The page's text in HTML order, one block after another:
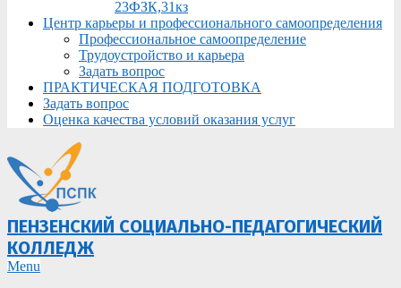
23ФЗК,31кз
Центр карьеры и профессионального самоопределения
Профессиональное самоопределение
Трудоустройство и карьера
Задать вопрос
ПРАКТИЧЕСКАЯ ПОДГОТОВКА
Задать вопрос
Оценка качества условий оказания услуг
ПЕНЗЕНСКИЙ СОЦИАЛЬНО-ПЕДАГОГИЧЕСКИЙ
КОЛЛЕДЖ
Primary
Menu